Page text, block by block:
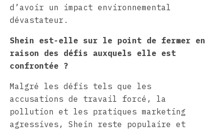
d’avoir un impact environnemental
dévastateur.
Shein est-elle sur le point de fermer en
raison des défis auxquels elle est
confrontée ?
Malgré les défis tels que les
accusations de travail forcé, la
pollution et les pratiques marketing
agressives, Shein reste populaire et